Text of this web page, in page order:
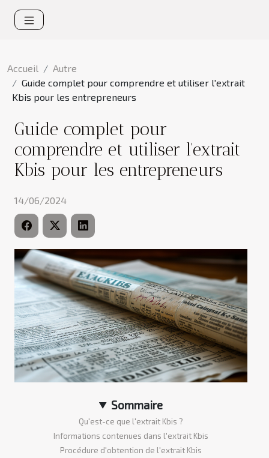
Accueil
Autre
Guide complet pour comprendre et utiliser l'extrait
Kbis pour les entrepreneurs
Guide complet pour
comprendre et utiliser l'extrait
Kbis pour les entrepreneurs
14/06/2024
Sommaire
Qu'est-ce que l'extrait Kbis ?
Informations contenues dans l'extrait Kbis
Procédure d'obtention de l'extrait Kbis